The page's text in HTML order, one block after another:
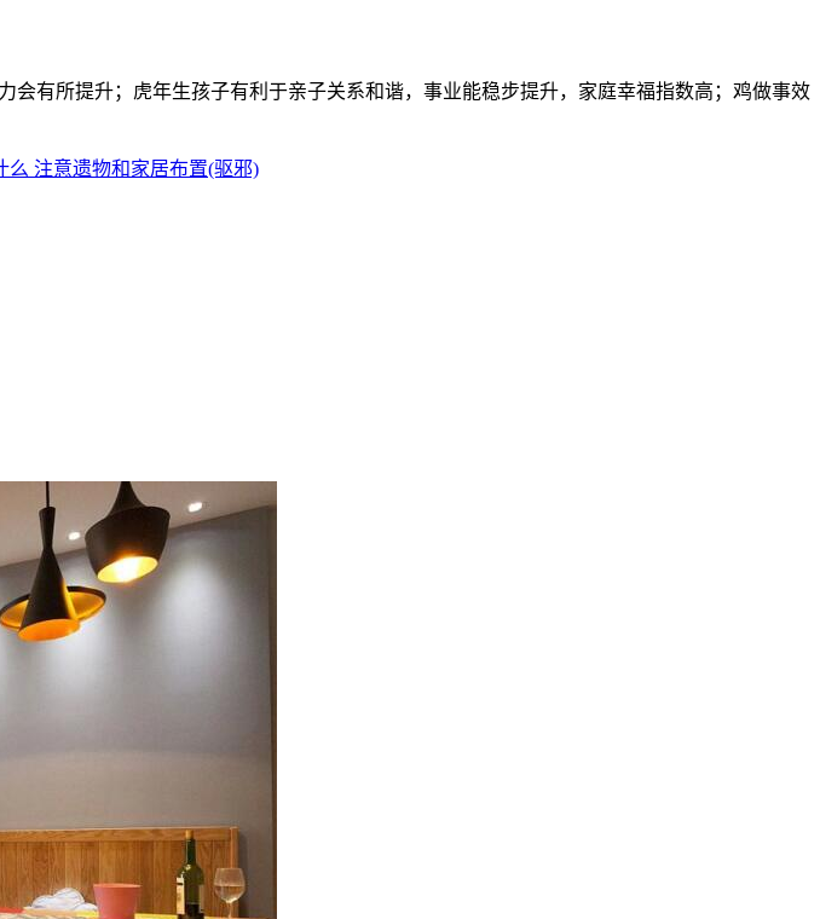
有所提升；虎年生孩子有利于亲子关系和谐，事业能稳步提升，家庭幸福指数高；鸡做事效
么 注意遗物和家居布置(驱邪)